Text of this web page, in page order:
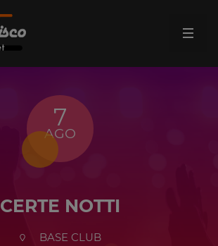
7
AGO
CERTE NOTTI
BASE CLUB